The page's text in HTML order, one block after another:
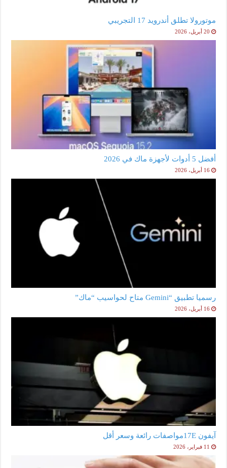
موتورولا تطلق أندرويد 17 التجريبي
20 أبريل، 2026
أفضل 5 أدوات لأجهزة ماك في 2026
16 أبريل، 2026
رسميا تطبيق “Gemini متاح لحواسيب “ماك”
16 أبريل، 2026
آيفون 17Eمواصفات رائعة وسعر أقل
11 فبراير، 2026